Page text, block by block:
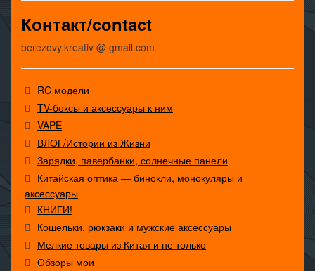
Контакт/contact
berezovy.kreativ @ gmail.com
RC модели
TV-боксы и аксессуары к ним
VAPE
ВЛОГ/Истории из Жизни
Зарядки, павербанки, солнечные панели
Китайская оптика — бинокли, монокуляры и
аксессуары
КНИГИ!
Кошельки, рюкзаки и мужские аксессуары
Мелкие товары из Китая и не только
Обзоры мои